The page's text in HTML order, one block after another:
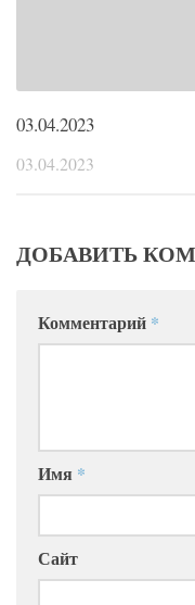
03.04.2023
03.04.2023
ДОБАВИТЬ
Комментарий *
Имя *
Сайт